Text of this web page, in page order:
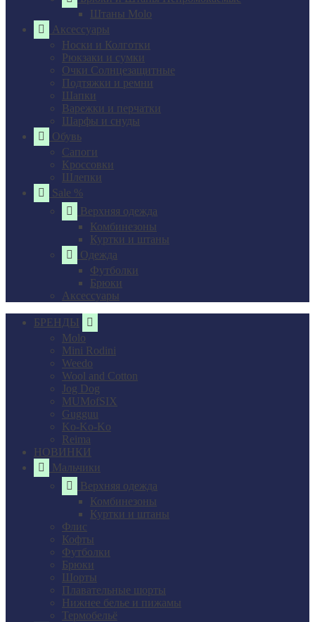
Штаны Molo
Аксессуары
Носки и Колготки
Рюкзаки и сумки
Очки Солнцезащитные
Подтяжки и ремни
Шапки
Варежки и перчатки
Шарфы и снуды
Обувь
Сапоги
Кроссовки
Шлепки
Sale %
Верхняя одежда
Комбинезоны
Куртки и штаны
Одежда
Футболки
Брюки
Аксессуары
БРЕНДЫ
Molo
Mini Rodini
Weedo
Wool and Cotton
Jog Dog
MUMofSIX
Gugguu
Ko-Ko-Ko
Reima
НОВИНКИ
Мальчики
Верхняя одежда
Комбинезоны
Куртки и штаны
Флис
Кофты
Футболки
Брюки
Шорты
Плавательные шорты
Нижнее белье и пижамы
Термобельё